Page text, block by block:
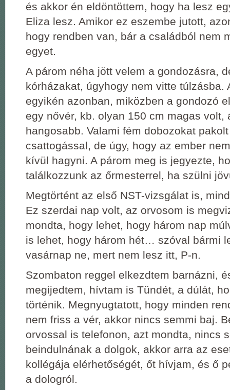
és akkor én eldöntöttem, hogy ha lesz
Eliza lesz. Amikor ez eszembe jutott,
hogy rendben van, bár a családból nem
egyet.
A párom néha jött velem a gondozásra,
kórházakat, úgyhogy nem vitte túlzásba.
egyikén azonban, miközben a gondozó
egy nővér, kb. olyan 150 cm magas volt,
hangosabb. Valami fém dobozokat
csattogással, de úgy, hogy az ember
kívül hagyni. A párom meg is jegyezte,
találkozzunk az őrmesterrel, ha szülni
Megtörtént az első NST-vizsgálat is,
Ez szerdai nap volt, az orvosom is
mondta, hogy lehet, hogy három nap
is lehet, hogy három hét… szóval bármi
vasárnap ne, mert nem lesz itt, P-n.
Szombaton reggel elkezdtem barnázni,
megijedtem, hívtam is Tündét, a dúlát,
történik. Megnyugtatott, hogy minden
nem friss a vér, akkor nincs semmi baj.
orvossal is telefonon, azt mondta, nincs
beindulnának a dolgok, akkor arra az
kollégája elérhetőségét, őt hívjam, és ő
a dologról.